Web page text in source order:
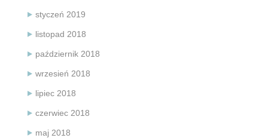
styczeń 2019
listopad 2018
październik 2018
wrzesień 2018
lipiec 2018
czerwiec 2018
maj 2018